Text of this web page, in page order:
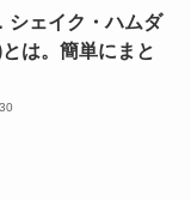
シェイク・ハムダ
は。簡単にまと